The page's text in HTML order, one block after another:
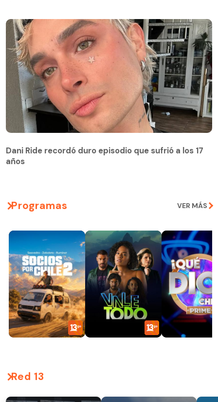
Dani Ride recordó duro episodio que sufrió a los 17
años
Programas VER MÁS
Red 13